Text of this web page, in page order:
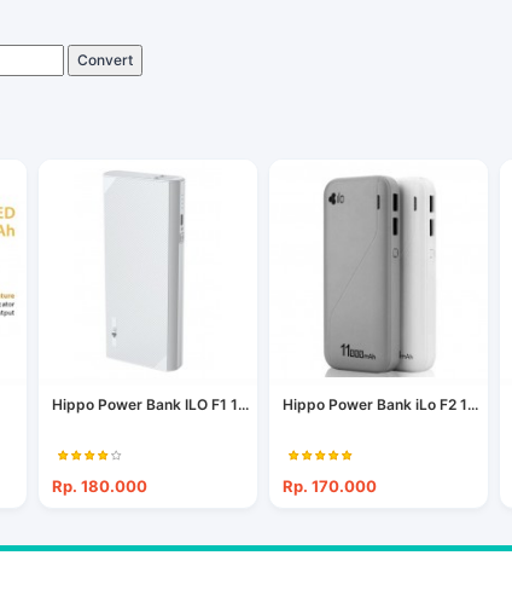
Convert
Hippo Power Bank ILO F1 1...
Rp. 180.000
Hippo Power Bank iLo F2 1...
Rp. 170.000